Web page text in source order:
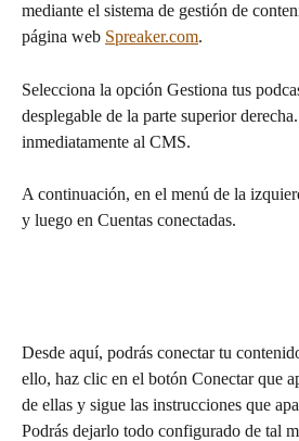
mediante el sistema de gestión de
página web Spreaker.com.
Selecciona la opción Gestiona tus
desplegable de la parte superior
inmediatamente al CMS.
A continuación, en el menú de la
y luego en Cuentas conectadas.
Desde aquí, podrás conectar tu
ello, haz clic en el botón Conectar que
de ellas y sigue las instrucciones que
Podrás dejarlo todo configurado de tal